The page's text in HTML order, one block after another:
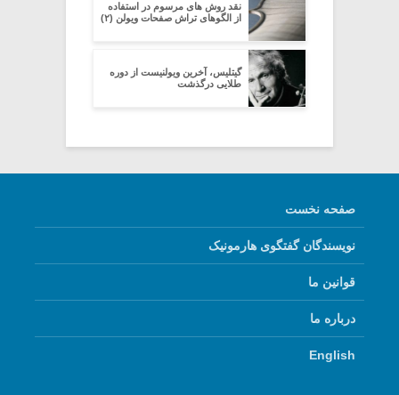
نقد روش های مرسوم در استفاده
از الگوهای تراش صفحات ویولن (۲)
گیتلیس، آخرین ویولنیست از دوره
طلایی درگذشت
صفحه نخست
نویسندگان گفتگوی هارمونیک
قوانین ما
درباره ما
English